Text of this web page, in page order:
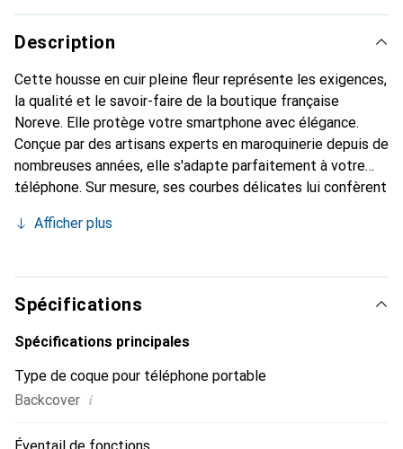
Description
Cette housse en cuir pleine fleur représente les exigences,
la qualité et le savoir-faire de la boutique française
Noreve. Elle protège votre smartphone avec élégance.
Conçue par des artisans experts en maroquinerie depuis de
nombreuses années, elle s'adapte parfaitement à votre
téléphone. Sur mesure, ses courbes délicates lui confèrent
et indispensable pour votre smartphone. Reconnaître
marque Noreve est un choix sûr pour une clientèle
exigeante.
Afficher plus
Spécifications
Spécifications principales
Type de coque pour téléphone portable
Backcover i